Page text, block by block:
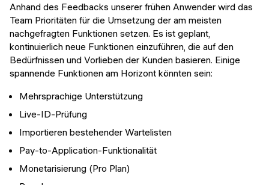
Anhand des Feedbacks unserer frühen Anwender wird das
Team Prioritäten für die Umsetzung der am meisten
nachgefragten Funktionen setzen. Es ist geplant,
kontinuierlich neue Funktionen einzuführen, die auf den
Bedürfnissen und Vorlieben der Kunden basieren. Einige
spannende Funktionen am Horizont könnten sein:
Mehrsprachige Unterstützung
Live-ID-Prüfung
Importieren bestehender Wartelisten
Pay-to-Application-Funktionalität
Monetarisierung (Pro Plan)